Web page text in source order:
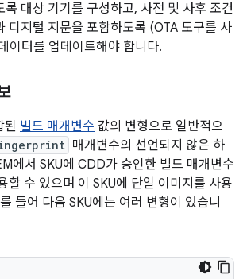
록 대상 기기를 구성하고, 사전 및 사후 조건
디지털 지문을 포함하도록 (OTA 도구를 사
이터를 업데이트해야 합니다.
된 빌드 매개변수 값의 변형으로 일반적으
매개변수의 선언되지 않은 하
에서 SKU에 CDD가 승인한 빌드 매개변수
할 수 있으며 이 SKU에 단일 이미지를 사용
들어 다음 SKU에는 여러 변형이 있습니